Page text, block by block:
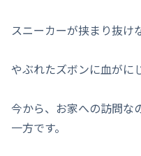
スニーカーが挟まり抜け
やぶれたズボンに血がに
今から、お家への訪問
一方です。